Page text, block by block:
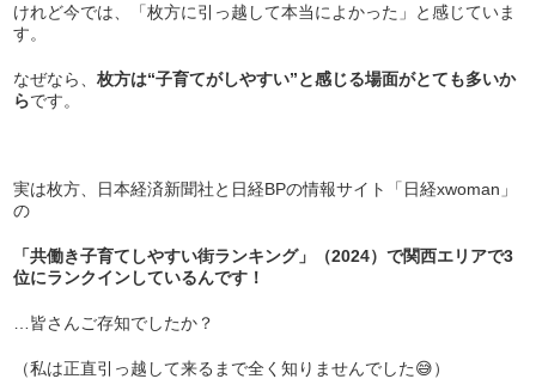
けれど今では、「枚方に引っ越して本当によかった」と感じていま
す。
なぜなら、枚方は“子育てがしやすい”と感じる場面がとても多いか
らです。
実は枚方、日本経済新聞社と日経BPの情報サイト「日経xwoman」
の
「共働き子育てしやすい街ランキング」（2024）で関西エリアで3
位にランクインしているんです！
…皆さんご存知でしたか？
（私は正直引っ越して来るまで全く知りませんでした😅）